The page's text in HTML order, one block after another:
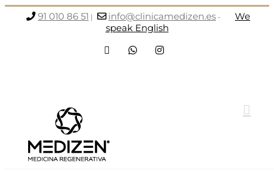
91 010 86 51 | info@clinicamedizen.es -
We
speak English
FacebookWhatsAppInstagram